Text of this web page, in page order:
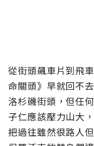
從街頭飆車片到飛
命關頭》早就回不
洛杉磯街頭，但任
子仁應該壓力山大
把過往雖然很路人